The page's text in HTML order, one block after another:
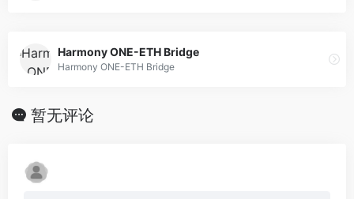
Harmony ONE-ETH Bridge
Harmony ONE-ETH Bridge
暂无评论